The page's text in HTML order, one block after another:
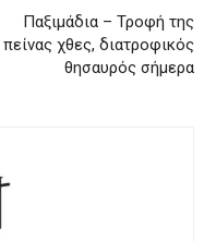
Παξιμάδια – Τροφή της
πείνας χθες, διατροφικός
θησαυρός σήμερα